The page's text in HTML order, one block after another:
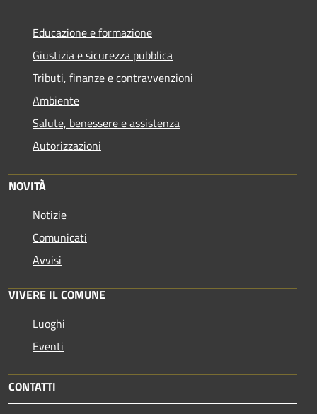
Educazione e formazione
Giustizia e sicurezza pubblica
Tributi, finanze e contravvenzioni
Ambiente
Salute, benessere e assistenza
Autorizzazioni
NOVITÀ
Notizie
Comunicati
Avvisi
VIVERE IL COMUNE
Luoghi
Eventi
CONTATTI